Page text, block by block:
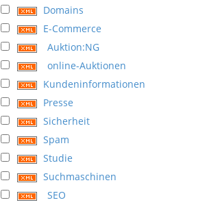
Domains
E-Commerce
Auktion:NG
online-Auktionen
Kundeninformationen
Presse
Sicherheit
Spam
Studie
Suchmaschinen
SEO